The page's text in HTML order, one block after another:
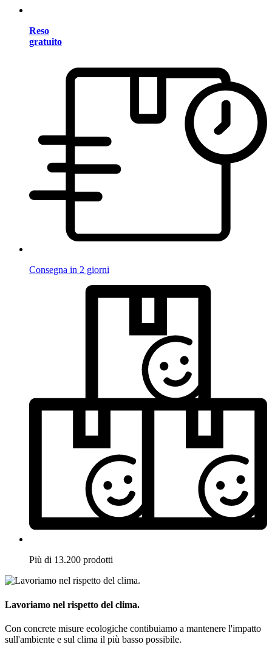
Reso
gratuito
Consegna in 2 giorni
Più di 13.200 prodotti
Lavoriamo nel rispetto del clima.
Con concrete misure ecologiche contibuiamo a mantenere l'impatto
sull'ambiente e sul clima il più basso possibile.